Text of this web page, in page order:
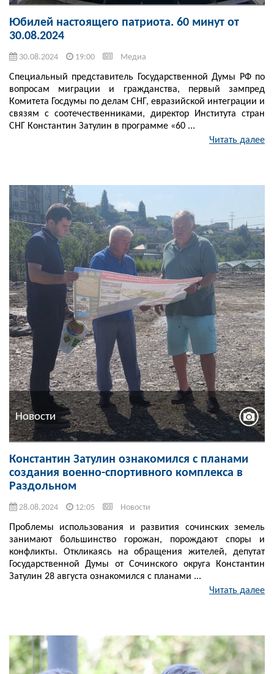
Юбилей настоящего патриота. 60 минут от
30.08.2024
30.08.2024 19:00 Медиа
Специальный представитель Государственной Думы РФ по
вопросам миграции и гражданства, первый зампред
Комитета Госдумы по делам СНГ, евразийской интеграции и
связям с соотечественниками, директор Института стран
СНГ Константин Затулин в программе «60 ...
Читать далее
Новости
Константин Затулин ознакомился с планами
создания военно-спортивного комплекса в
Раздольном
28.08.2024 12:05 Новости
Проблемы использования и развития сочинских земель
занимают большинство горожан, порождают споры и
конфликты. Откликаясь на обращения жителей, депутат
Государственной Думы от Сочинского округа Константин
Затулин 28 августа ознакомился с планами ...
Читать далее